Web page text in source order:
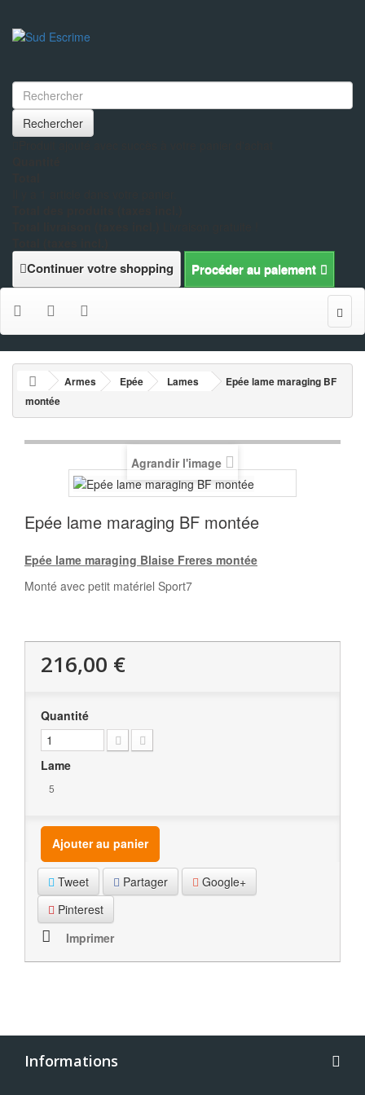
Rechercher
Continuer votre shopping Procéder au paiement
Armes Epée Lames
Epée lame maraging BF
montée
Agrandir l'image
Epée lame maraging BF montée
Epée lame maraging Blaise Freres montée
Monté avec petit matériel Sport7
216,00 €
Quantité
Lame
5
Ajouter au panier
Tweet Partager
Google+
Pinterest
Imprimer
Informations